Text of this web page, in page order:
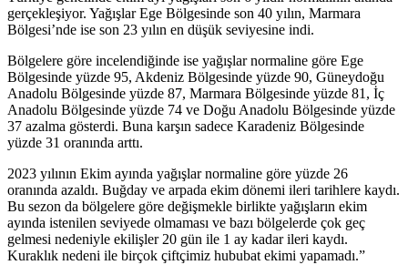
gerçekleşiyor. Yağışlar Ege Bölgesinde son 40 yılın, Marmara
Bölgesi’nde ise son 23 yılın en düşük seviyesine indi.
Bölgelere göre incelendiğinde ise yağışlar normaline göre Ege
Bölgesinde yüzde 95, Akdeniz Bölgesinde yüzde 90, Güneydoğu
Anadolu Bölgesinde yüzde 87, Marmara Bölgesinde yüzde 81, İç
Anadolu Bölgesinde yüzde 74 ve Doğu Anadolu Bölgesinde yüzde
37 azalma gösterdi. Buna karşın sadece Karadeniz Bölgesinde
yüzde 31 oranında arttı.
2023 yılının Ekim ayında yağışlar normaline göre yüzde 26
oranında azaldı. Buğday ve arpada ekim dönemi ileri tarihlere kaydı.
Bu sezon da bölgelere göre değişmekle birlikte yağışların ekim
ayında istenilen seviyede olmaması ve bazı bölgelerde çok geç
gelmesi nedeniyle ekilişler 20 gün ile 1 ay kadar ileri kaydı.
Kuraklık nedeni ile birçok çiftçimiz hububat ekimi yapamadı.”